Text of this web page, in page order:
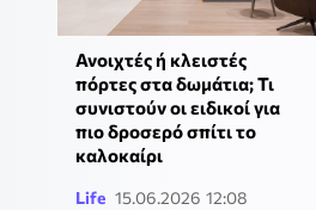
Ανοιχτές ή κλειστές
πόρτες στα δωμάτια; Τι
συνιστούν οι ειδικοί για
πιο δροσερό σπίτι το
καλοκαίρι
Life 15.06.2026 12:08